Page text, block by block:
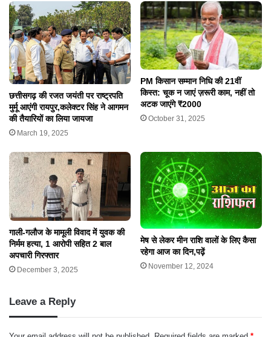
छत्तीसगढ़ की रजत जयंती पर राष्ट्रपति
मुर्मू आएंगी रायपुर,कलेक्टर सिंह ने आगमन
की तैयारियों का लिया जायजा
March 19, 2025
PM किसान सम्मान निधि की 21वीं
किस्त: चूक न जाएं ज़रूरी काम, नहीं तो
अटक जाएंगे ₹2000
October 31, 2025
गाली-गलौज के मामूली विवाद में युवक की
निर्मम हत्या, 1 आरोपी सहित 2 बाल
अपचारी गिरफ्तार
December 3, 2025
मेष से लेकर मीन राशि वालों के लिए कैसा
रहेगा आज का दिन,पढ़ें
November 12, 2024
Leave a Reply